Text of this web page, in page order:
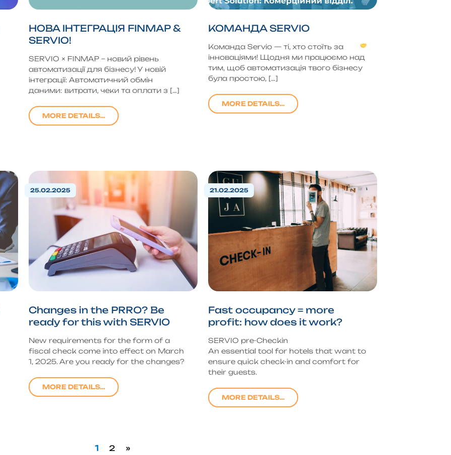
НОВА ІНТЕГРАЦІЯ FINMAP &
SERVIO!
SERVIO × FINMAP – новий рівень
автоматизації для бізнесу! У новій
інтеграції: Автоматичний обмін
даними: витрати, чеки та оплати з […]
MORE DETAILS…
КОМАНДА SERVIO
Команда Servio — ті, хто стоїть за
інноваціями! Щодня ми працюємо над
тим, щоб автоматизація твого бізнесу
була простою, […]
MORE DETAILS…
25.02.2025
Changes in the PRRO? Be
ready for this with SERVIO
New requirements for the form of a
fiscal check come into effect on March
1, 2025. Are you ready for the changes?
MORE DETAILS…
21.02.2025
Fast occupancy = more
profit: how does it work?
SERVIO pre-Checkin
An essential tool for hotels that want to
ensure quick check-in and comfort for
their guests.
MORE DETAILS…
1 2 »